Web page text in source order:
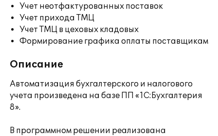
Учет неотфактурованных поставок
Учет прихода ТМЦ
Учет ТМЦ в цеховых кладовых
Формирование графика оплаты поставщикам
Описание
Автоматизация бухгалтерского и налогового
учета произведена на базе ПП «1С:Бухгалтерия
8».
В программном решении реализована